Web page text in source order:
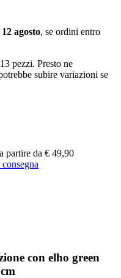
agosto, se ordini entro
pezzi. Presto ne
subire variazioni se
a partire da € 49,90
con elho green